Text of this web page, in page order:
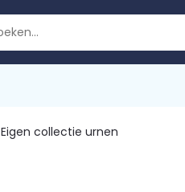
Eigen collectie urnen